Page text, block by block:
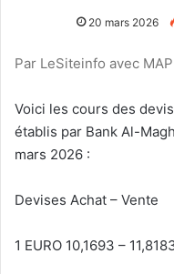
20 mars 2026
Par LeSiteinfo avec MAP
Voici les cours des
établis par Bank Al-
mars 2026 :
Devises Achat – Vente
1 EURO 10,1693 –